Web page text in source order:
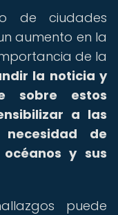
de ciudades
aumento en la
de la
la noticia y
sobre estos
a las
de
y sus
puede